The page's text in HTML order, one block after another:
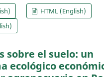
HTML (English)
sobre el suelo: un
ecológico